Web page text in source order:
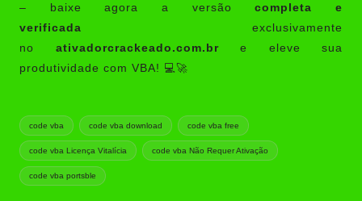
– baixe agora a versãocompleta e
verificada exclusivamente
no ativadorcrackeado.com.bre eleve sua
produtividade com VBA! 💻🚀
Tags:
code vba code vba download code vba free
code vba Licença Vitalícia code vba Não Requer Ativação
code vba portsble